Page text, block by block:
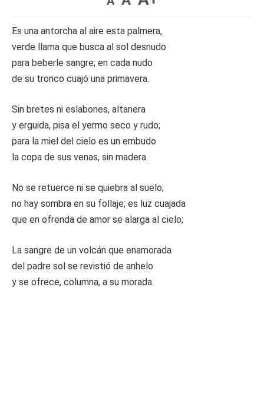
Es una antorcha al aire esta palmera,
verde llama que busca al sol desnudo
para beberle sangre; en cada nudo
de su tronco cuajó una primavera.
Sin bretes ni eslabones, altanera
y erguida, pisa el yermo seco y rudo;
para la miel del cielo es un embudo
la copa de sus venas, sin madera.
No se retuerce ni se quiebra al suelo;
no hay sombra en su follaje; es luz cuajada
que en ofrenda de amor se alarga al cielo;
La sangre de un volcán que enamorada
del padre sol se revistió de anhelo
y se ofrece, columna, a su morada.